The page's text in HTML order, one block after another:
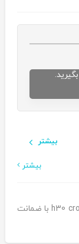
بیشتر
بیشتر
شیشه بالابر برقی درب جلو چپ اچ سی کراس h30 cross با ضمانت